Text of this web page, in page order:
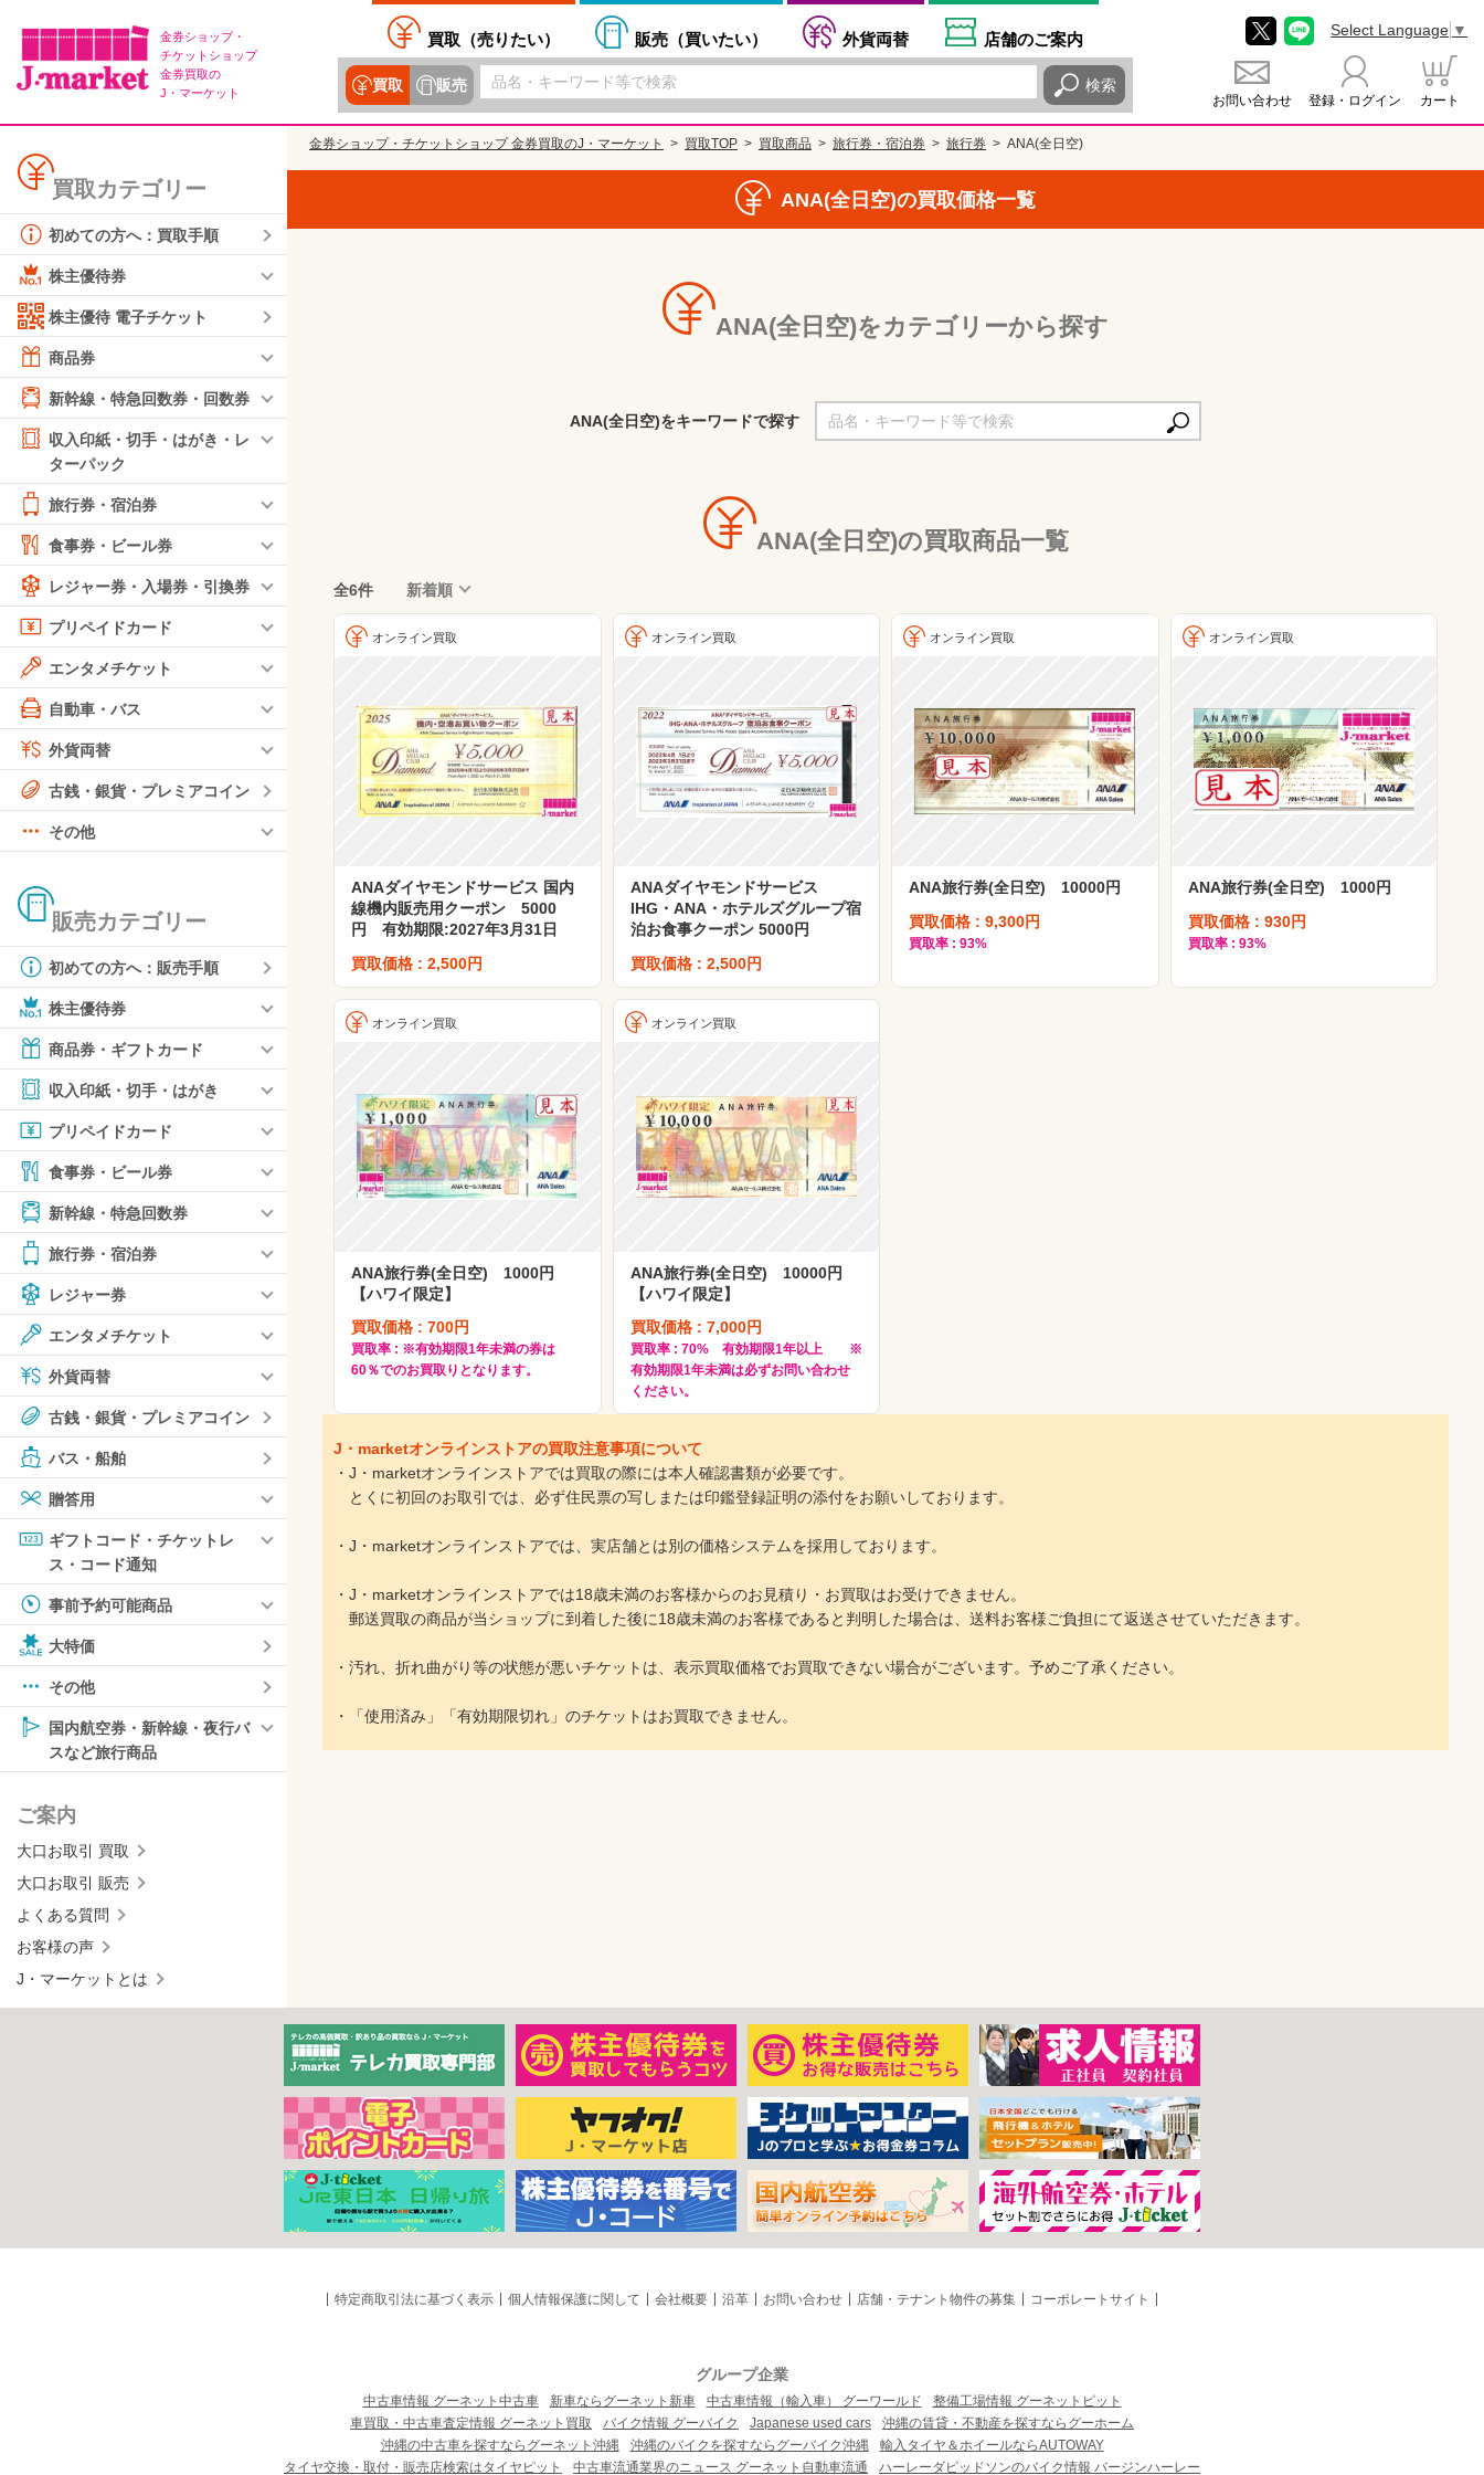
金券ショップ・
チケットショップ
金券買取の
J・マーケット
買取（売りたい） 販売（買いたい） 外貨両替 店舗のご案内
買取 販売 検索
お問い合わせ 登録・ログイン カート
Select Language ▼
買取カテゴリー
初めての方へ：買取手順
株主優待券
株主優待 電子チケット
商品券
新幹線・特急回数券・回数券
収入印紙・切手・はがき・レ
ターパック
旅行券・宿泊券
食事券・ビール券
レジャー券・入場券・引換券
プリペイドカード
エンタメチケット
自動車・バス
外貨両替
古銭・銀貨・プレミアコイン
その他
販売カテゴリー
初めての方へ：販売手順
株主優待券
商品券・ギフトカード
収入印紙・切手・はがき
プリペイドカード
食事券・ビール券
新幹線・特急回数券
旅行券・宿泊券
レジャー券
エンタメチケット
外貨両替
古銭・銀貨・プレミアコイン
バス・船舶
贈答用
ギフトコード・チケットレ
ス・コード通知
事前予約可能商品
大特価
その他
国内航空券・新幹線・夜行バ
スなど旅行商品
ご案内
大口お取引 買取
大口お取引 販売
よくある質問
お客様の声
J・マーケットとは
金券ショップ・チケットショップ 金券買取のJ・マーケット 買取TOP 買取商品 旅行券・宿泊券 旅行券 ANA(全日空)
ANA(全日空)の買取価格一覧
ANA(全日空)をカテゴリーから探す
ANA(全日空)をキーワードで探す
ANA(全日空)の買取商品一覧
全6件 新着順
オンライン買取
ANAダイヤモンドサービス 国内
線機内販売用クーポン 5000
円 有効期限:2027年3月31日
買取価格 : 2,500円
オンライン買取
ANAダイヤモンドサービス
IHG・ANA・ホテルズグループ宿
泊お食事クーポン 5000円
買取価格 : 2,500円
オンライン買取
ANA旅行券(全日空) 10000円
買取価格 : 9,300円
買取率 : 93%
オンライン買取
ANA旅行券(全日空) 1000円
買取価格 : 930円
買取率 : 93%
オンライン買取
ANA旅行券(全日空) 1000円
【ハワイ限定】
買取価格 : 700円
買取率 : ※有効期限1年未満の券は
60％でのお買取りとなります。
オンライン買取
ANA旅行券(全日空) 10000円
【ハワイ限定】
買取価格 : 7,000円
買取率 : 70% 有効期限1年以上 ※
有効期限1年未満は必ずお問い合わせ
ください。
J・marketオンラインストアの買取注意事項について
・J・marketオンラインストアでは買取の際には本人確認書類が必要です。
とくに初回のお取引では、必ず住民票の写しまたは印鑑登録証明の添付をお願いしております。
・J・marketオンラインストアでは、実店舗とは別の価格システムを採用しております。
・J・marketオンラインストアでは18歳未満のお客様からのお見積り・お買取はお受けできません。
郵送買取の商品が当ショップに到着した後に18歳未満のお客様であると判明した場合は、送料お客様ご負担にて返送させていただきます。
・汚れ、折れ曲がり等の状態が悪いチケットは、表示買取価格でお買取できない場合がございます。予めご了承ください。
・「使用済み」「有効期限切れ」のチケットはお買取できません。
特定商取引法に基づく表示 個人情報保護に関して 会社概要 沿革 お問い合わせ 店舗・テナント物件の募集 コーポレートサイト
グループ企業
中古車情報 グーネット中古車 新車ならグーネット新車 中古車情報（輸入車） グーワールド
整備工場情報 グーネットピット
車買取・中古車査定情報 グーネット買取
バイク情報 グーバイク Japanese used cars
沖縄の賃貸・不動産を探すならグーホーム
沖縄の中古車を探すならグーネット沖縄
沖縄のバイクを探すならグーバイク沖縄
輸入タイヤ＆ホイールならAUTOWAY
タイヤ交換・取付・販売店検索はタイヤピット
中古車流通業界のニュース グーネット自動車流通 ハーレーダビッドソンのバイク情報 バージンハーレー